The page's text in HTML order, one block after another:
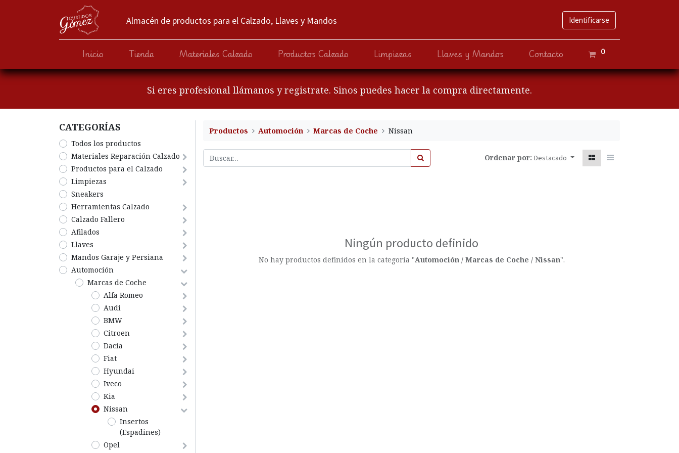
Almacén de productos para el Calzado, Llaves y Mandos Identificarse
Inicio Tienda Materiales Calzado Productos Calzado Limpiezas Llaves y Mandos Contacto 0
Si eres profesional llámanos y registrate. Sinos puedes hacer la compra directamente.
CATEGORÍA​S
Todos los productos
​Materiales Reparación Calzado
​Productos para el Calzado
​Limpiezas
Sneakers
Herramientas Calzado
​​​​​​​Calzado Fallero
Afilados
Llaves
Mandos Garaje y Persiana
Automoción
Marcas de Coche
Alfa Romeo
Audi
BMW
Citroen
Dacia
Fiat
Hyundai
Iveco
Kia
Nissan
Insertos
(Espadines)
Opel
Productos Automoción Marcas de Coche Nissan
Ordenar por: Destacado
Ningún producto definido
No hay productos definidos en la categoría "Automoción / Marcas de Coche / Nissan".